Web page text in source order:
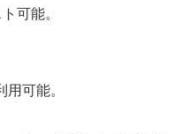
可能。
可能。